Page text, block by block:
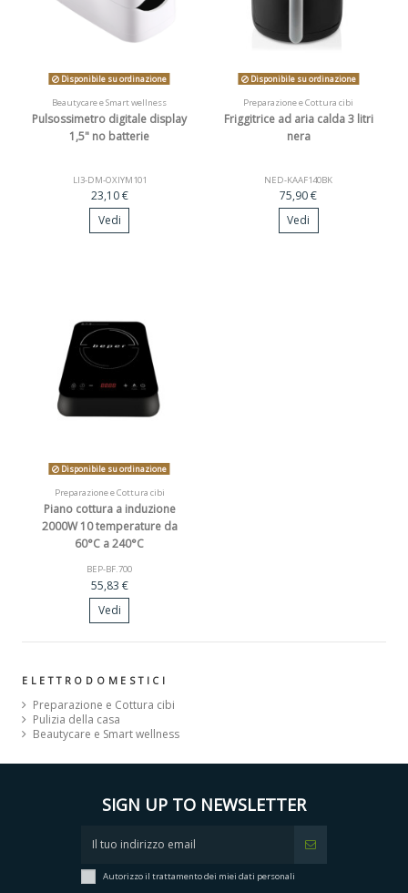
Disponibile su ordinazione
Beautycare e Smart wellness
Pulsossimetro digitale display
1,5" no batterie
LI3-DM-OXIYM101
23,10 €
Vedi
Disponibile su ordinazione
Preparazione e Cottura cibi
Friggitrice ad aria calda 3 litri
nera
NED-KAAF140BK
75,90 €
Vedi
Disponibile su ordinazione
Preparazione e Cottura cibi
Piano cottura a induzione
2000W 10 temperature da
60°C a 240°C
BEP-BF.700
55,83 €
Vedi
ELETTRODOMESTICI
Preparazione e Cottura cibi
Pulizia della casa
Beautycare e Smart wellness
SIGN UP TO NEWSLETTER
Autorizzo il trattamento dei miei dati personali